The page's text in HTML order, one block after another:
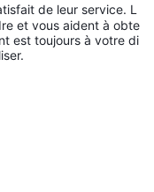
de leur service. L
et vous aident à obte
est toujours à votre di